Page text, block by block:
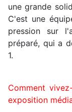
une grande
C'est une
pression sur
préparé, qui a
1.
Comment
exposition